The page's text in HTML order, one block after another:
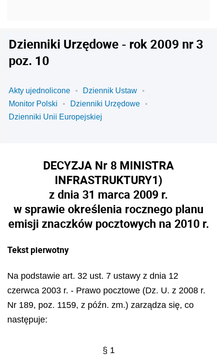
Dzienniki Urzędowe - rok 2009 nr 3
poz. 10
Akty ujednolicone
Dziennik Ustaw
Monitor Polski
Dzienniki Urzędowe
Dzienniki Unii Europejskiej
DECYZJA Nr 8 MINISTRA
INFRASTRUKTURY1)
z dnia 31 marca 2009 r.
w sprawie określenia rocznego planu
emisji znaczków pocztowych na 2010 r.
Tekst pierwotny
Na podstawie art. 32 ust. 7 ustawy z dnia 12
czerwca 2003 r. - Prawo pocztowe (Dz. U. z 2008 r.
Nr 189, poz. 1159, z późn. zm.) zarządza się, co
następuje:
§ 1